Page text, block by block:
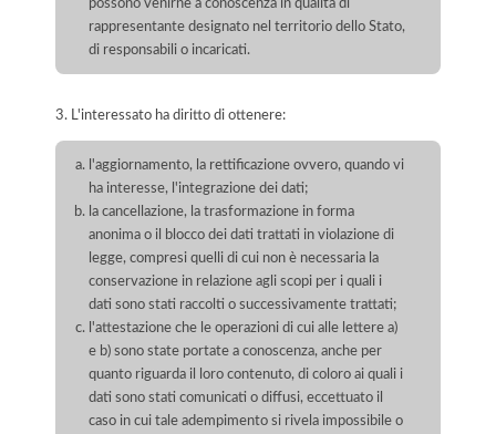
possono venirne a conoscenza in qualità di
rappresentante designato nel territorio dello Stato,
di responsabili o incaricati.
3. L'interessato ha diritto di ottenere:
l'aggiornamento, la rettificazione ovvero, quando vi
ha interesse, l'integrazione dei dati;
la cancellazione, la trasformazione in forma
anonima o il blocco dei dati trattati in violazione di
legge, compresi quelli di cui non è necessaria la
conservazione in relazione agli scopi per i quali i
dati sono stati raccolti o successivamente trattati;
l'attestazione che le operazioni di cui alle lettere a)
e b) sono state portate a conoscenza, anche per
quanto riguarda il loro contenuto, di coloro ai quali i
dati sono stati comunicati o diffusi, eccettuato il
caso in cui tale adempimento si rivela impossibile o